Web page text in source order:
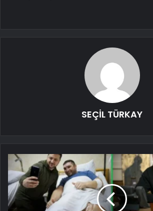
SEÇİL TÜRKAY